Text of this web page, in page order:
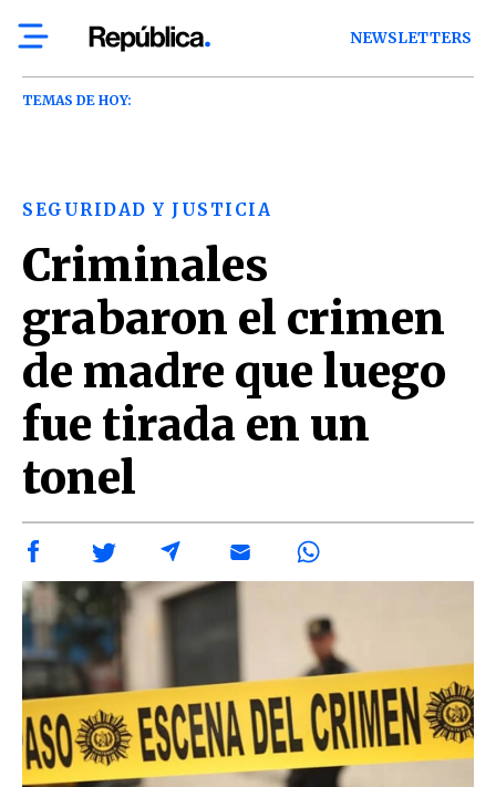
NEWSLETTERS
TEMAS DE HOY:
SEGURIDAD Y JUSTICIA
Criminales
grabaron el crimen
de madre que luego
fue tirada en un
tonel